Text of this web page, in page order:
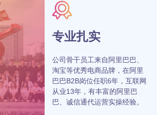
专业扎实
公司骨干员工来自阿里巴巴、
淘宝等优秀电商品牌，在阿里
巴巴B2B岗位任职6年，互联网
从业13年，有丰富的阿里巴
巴、诚信通代运营实操经验。